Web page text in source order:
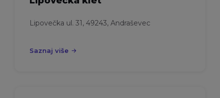
Lipovečka ul. 31, 49243, Andraševec
Saznaj više